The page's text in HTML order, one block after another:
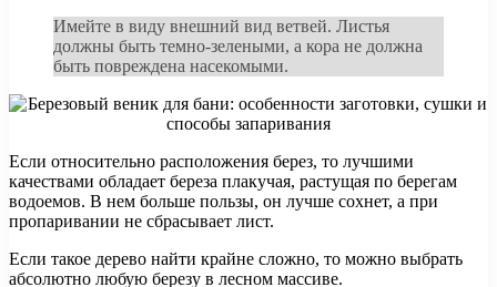
Имейте в виду внешний вид ветвей. Листья
должны быть темно-зелеными, а кора не должна
быть повреждена насекомыми.
Если относительно расположения берез, то лучшими
качествами обладает береза ​​плакучая, растущая по берегам
водоемов. В нем больше пользы, он лучше сохнет, а при
пропаривании не сбрасывает лист.
Если такое дерево найти крайне сложно, то можно выбрать
абсолютно любую березу в лесном массиве.